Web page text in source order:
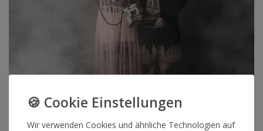
Wir verwenden Cookies und ähnliche Technologien auf